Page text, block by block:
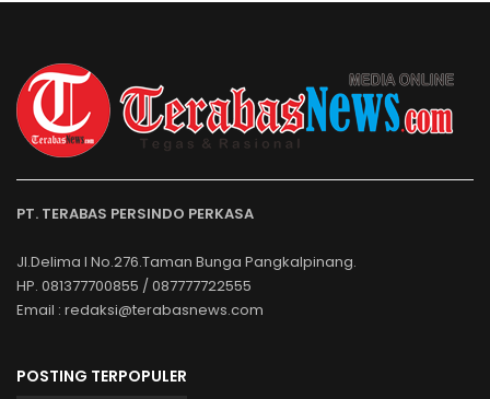
PT. TERABAS PERSINDO PERKASA
Jl.Delima I No.276.Taman Bunga Pangkalpinang.
HP. 081377700855 / 087777722555
Email : redaksi@terabasnews.com
POSTING TERPOPULER